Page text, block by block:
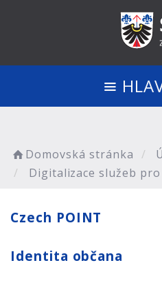
Domovská stránka
Digitalizace služeb
Czech POINT
Identita občana